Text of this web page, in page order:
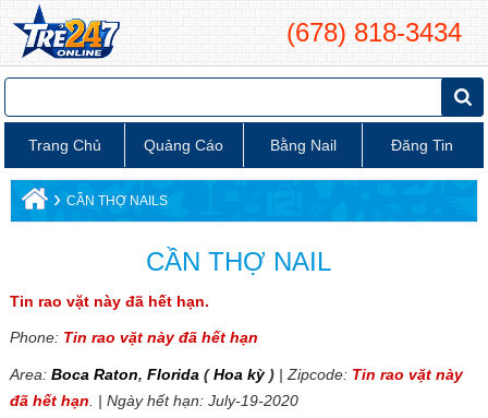
(678) 818-3434
Trang Chủ Quảng Cáo Bằng Nail Đăng Tin
› CẦN THỢ NAILS
CẦN THỢ NAIL
Tin rao vặt này đã hết hạn.
Phone: Tin rao vặt này đã hết hạn
Area: Boca Raton, Florida (Hoa kỳ)| Zipcode: Tin rao vặt này
đã hết hạn . | Ngày hết hạn: July-19-2020